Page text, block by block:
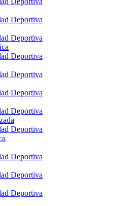
Deportiva
Deportiva
Deportiva
Deportiva
Deportiva
Deportiva
Deportiva
Deportiva
Deportiva
Deportiva